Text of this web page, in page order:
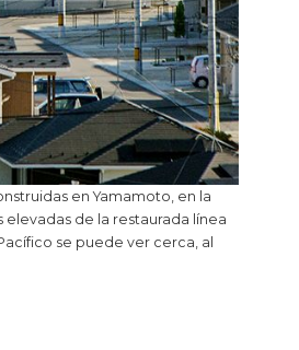
en Yamamoto, en la
de la restaurada línea
se puede ver cerca, al